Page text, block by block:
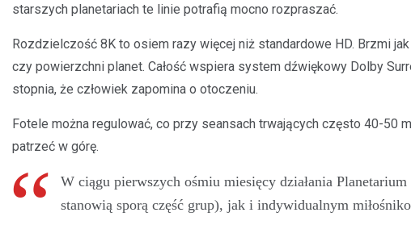
starszych planetariach te linie potrafią mocno rozpraszać.
Rozdzielczość 8K to osiem razy więcej niż standardowe HD. Brzmi
czy powierzchni planet. Całość wspiera system dźwiękowy Dolby
stopnia, że człowiek zapomina o otoczeniu.
Fotele można regulować, co przy seansach trwających często 40-50
patrzeć w górę.
W ciągu pierwszych ośmiu miesięcy działania
stanowią sporą część grup), jak i indywidualnym